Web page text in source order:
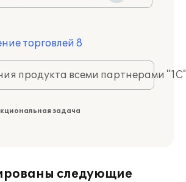
торговлей 8
продукта всеми партнерами
задача
следующие